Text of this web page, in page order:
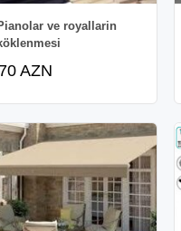
ve royallarin
70 AZN